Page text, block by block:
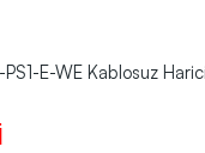
E-WE Kablosuz Harici